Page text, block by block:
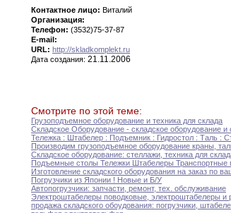
Контактное лицо: Виталий
Организация:
Телефон: (3532)75-37-87
E-mail:
URL: http://skladkomplekt.ru
Дата создания: 21.11.2006
Смотрите по этой теме:
Грузоподъемное оборудование и техника для склада
Складское Оборудование - складское оборудование и
Тележка : Штабелер : Подъемник : Гидростол : Таль :
Производим грузоподъемное оборудование краны
Складское оборудование: стеллажи техника для
Подъемные столы Тележки Штабелеры
Изготовление складского оборудования на заказ по
Погрузчики из Японии ! Новые и Б/У
Автопогрузчики: запчасти ремонт, тех обслуживание
Электроштабелеры поводковые электроштабелеры и
продажа складского обоудования: погрузчики